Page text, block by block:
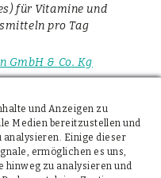
für Vitamine und
pro Tag
und Anzeigen zu
Medien bereitzustellen und
analysieren. Einige dieser
ermöglichen es uns,
hinweg zu analysieren und